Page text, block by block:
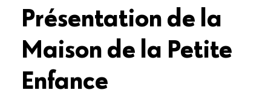
Présentation de la
Maison de la Petite
Enfance